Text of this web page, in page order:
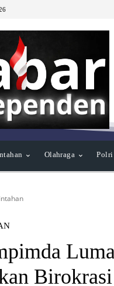
Olahraga Polri